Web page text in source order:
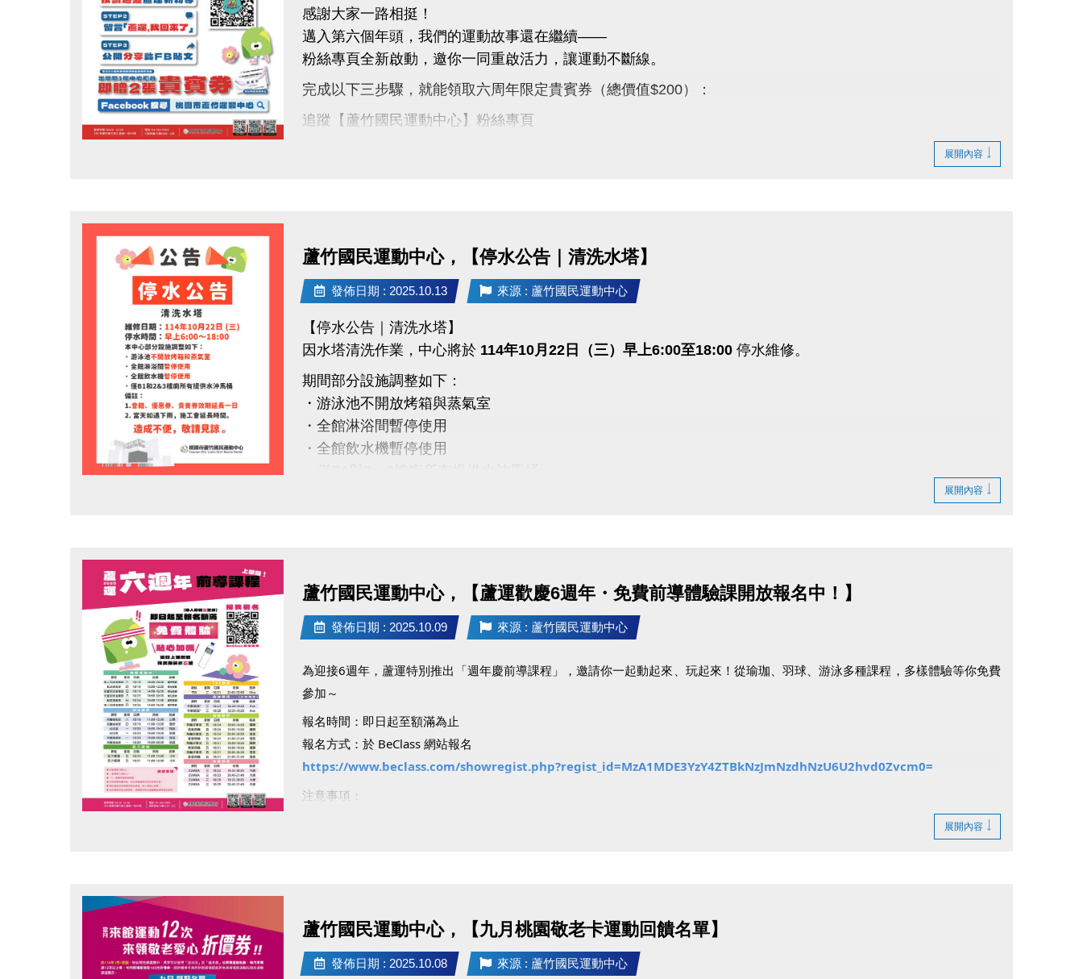
感謝大家一路相挺！
邁入第六個年頭，我們的運動故事還在繼續——
粉絲專頁全新啟動，邀你一同重啟活力，讓運動不斷線。
完成以下三步驟，就能領取六周年限定貴賓券（總價值$200）：
追蹤【蘆竹國民運動中心】粉絲專頁
限量600張，數量有限，先來先領！
每人限領一次，須本人親自領取，依現場登記順序發放。
活動期間：即日起至 11/30止 或 贈完為止。
一起動起來，為六周年喝采，
讓運動的能量不斷線，健康持續上線！
本活動由蘆竹國民運動中心主辦，活動辦法與贈品內容以本中心現場公告為準。
中心保留活動調整、修改及最終解釋之權利。
#蘆竹國民運動中心 #蘆竹運動不斷線
展開內容
蘆竹國民運動中心，【停水公告｜清洗水塔】
發佈日期 : 2025.10.13 來源 : 蘆竹國民運動中心
【停水公告｜清洗水塔】
因水塔清洗作業，中心將於 114年10月22日（三）早上6:00至18:00停水維修。
期間部分設施調整如下：
・游泳池不開放烤箱與蒸氣室
・全館淋浴間暫停使用
・全館飲水機暫停使用
感謝您的理解與配合
#蘆竹國民運動中心 #停水公告 #清洗水塔
展開內容
蘆竹國民運動中心，【蘆運歡慶6週年・免費前導體驗課開放報名中！】
發佈日期 : 2025.10.09 來源 : 蘆竹國民運動中心
為迎接6週年，蘆運特別推出「週年慶前導課程」，邀請你一起動起來、玩起來！從瑜珈、羽球、游泳多種課程，多樣體驗等你免費
參加～
報名時間：即日起至額滿為止
報名方式：於 BeClass 網站報名
https://www.beclass.com/showregist.php?regist_id=MzA1MDE3YzY4ZTBkNzJmNzdhNzU6U2hvd0Zvcm0=
注意事項：
注意事項：若報名後未請假缺席達2次，將暫停後續體驗課報名資格。
動起來迎接6週年，一起體驗運動的快樂吧！
展開內容
蘆竹國民運動中心，【九月桃園敬老卡運動回饋名單】
發佈日期 : 2025.10.08 來源 : 蘆竹國民運動中心